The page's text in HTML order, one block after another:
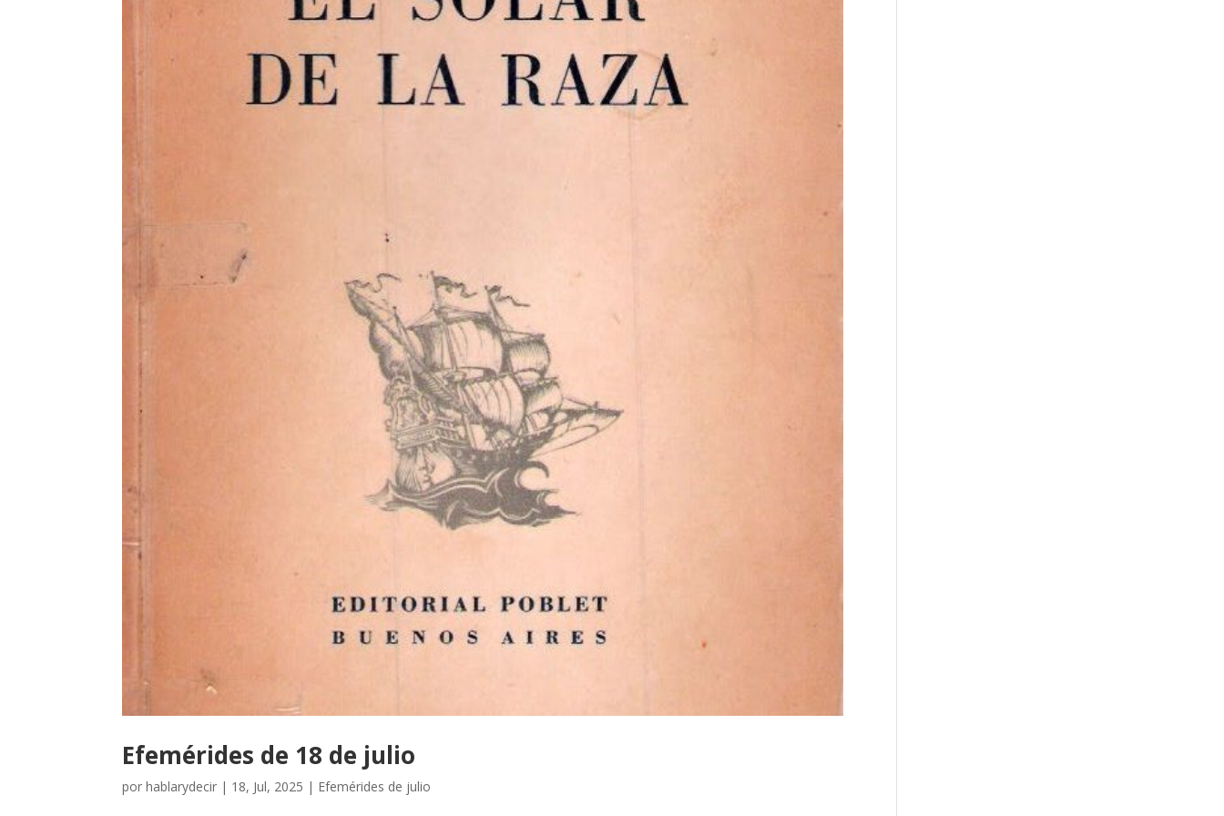
Efemérides de 18 de julio
porhablarydecir | 18, Jul, 2025 | Efemérides de julio